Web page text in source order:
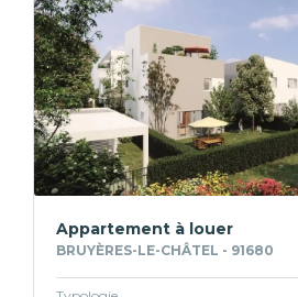
Appartement à louer
BRUYÈRES-LE-CHÂTEL - 91680